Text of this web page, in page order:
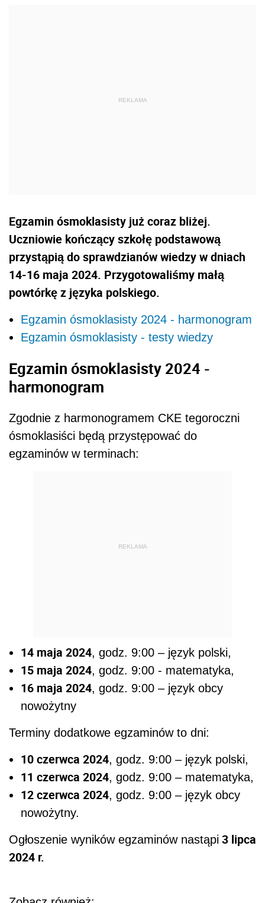
Egzamin ósmoklasisty już coraz bliżej.
Uczniowie kończący szkołę podstawową
przystąpią do sprawdzianów wiedzy w dniach
14-16 maja 2024. Przygotowaliśmy małą
powtórkę z języka polskiego.
Egzamin ósmoklasisty 2024 - harmonogram
Egzamin ósmoklasisty - testy wiedzy
Egzamin ósmoklasisty 2024 -
harmonogram
Zgodnie z harmonogramem CKE tegoroczni
ósmoklasiści będą przystępować do
egzaminów w terminach:
REKLAMA
14 maja 2024, godz. 9:00 – język polski,
15 maja 2024, godz. 9:00 - matematyka,
16 maja 2024, godz. 9:00 – język obcy
nowożytny
Terminy dodatkowe egzaminów to dni:
10 czerwca 2024, godz. 9:00 – język polski,
11 czerwca 2024, godz. 9:00 – matematyka,
12 czerwca 2024, godz. 9:00 – język obcy
nowożytny.
Ogłoszenie wyników egzaminów nastąpi 3 lipca
2024 r.